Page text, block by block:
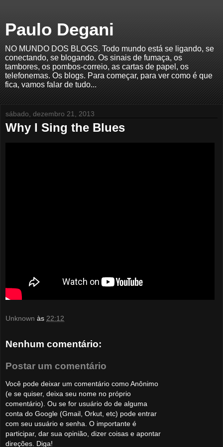
Paulo Degani
NO MUNDO DOS BLOGS. Todo mundo está se ligando, se
conectando, se blogando. Os sinais de fumaça, os
tambores, os pombos-correio, as cartas de papel, os
telefonemas. Os blogs. Para começar, para ver como é que
fica, vamos falar de tudo...
sábado, dezembro 21, 2013
Why I Sing the Blues
Unknown às 22:12
Nenhum comentário:
Postar um comentário
Você pode deixar um comentário como Anônimo
(e se quiser, deixa seu nome no próprio
comentário). Ou se for usuário do de alguma
conta do Google (Gmail, Orkut, etc) pode entrar
com seu usuário e senha. O importante é
participar, dar sua opinião, dizer coisas e apontar
direções. Diga!